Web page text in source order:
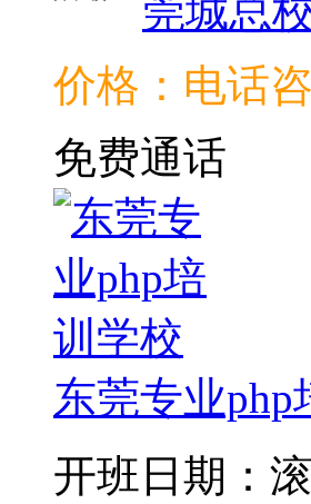
莞城总
价格：电话
免费通话
东莞专业php
开班日期：